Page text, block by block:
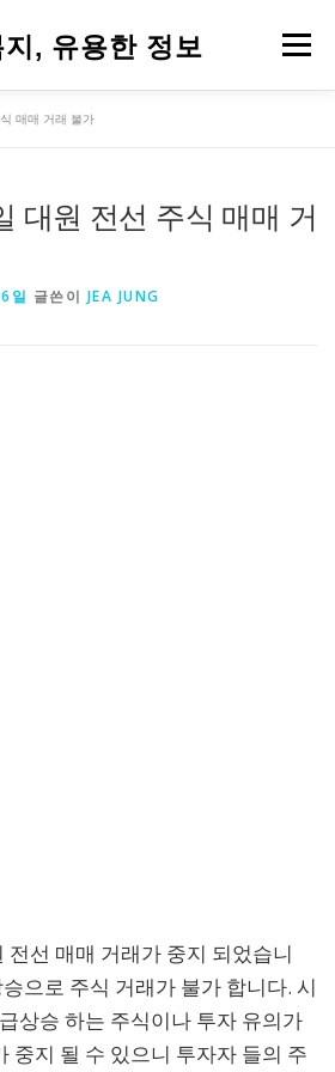
, 유용한 정보 메뉴
매매 거래 불가
대원 전선 주식 매매 거
일 글쓴이 JEA JUNG
선 매매 거래가 중지 되었습니
으로 주식 거래가 불가 합니다. 시
상승 하는 주식이나 투자 유의가
중지 될 수 있으니 투자자 들의 주